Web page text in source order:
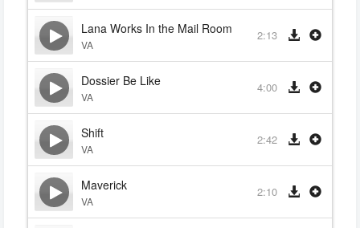
Lana Works In the Mail Room
VA
2:13
Dossier Be Like
VA
4:00
Shift
VA
2:42
Maverick
VA
2:10